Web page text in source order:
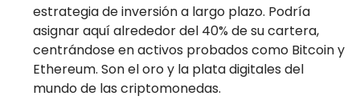
estrategia de inversión a largo plazo. Podría
asignar aquí alrededor del 40% de su cartera,
centrándose en activos probados como Bitcoin y
Ethereum. Son el oro y la plata digitales del
mundo de las criptomonedas.